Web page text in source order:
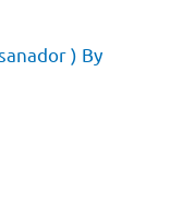
) By